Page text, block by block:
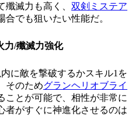
滅力も高く、 双剣ミステア
合でも狙いたい性能だ。
力/殲滅力強化
に敵を撃破するかスキル1を
そのためグランヘリオブライ
ことが可能で、相性が非常に
者がすぐに神進化させるのは